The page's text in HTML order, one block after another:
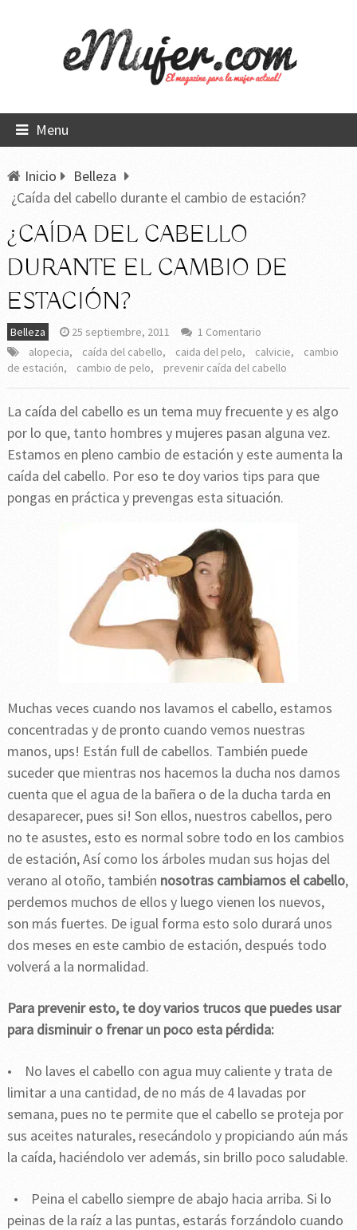
Menu
Inicio
Belleza
¿Caída del cabello durante el cambio de estación?
¿CAÍDA DEL CABELLO
DURANTE EL CAMBIO DE
ESTACIÓN?
Belleza 25 septiembre, 2011
1 Comentario
alopecia, caída del cabello, caida del pelo, calvicie,
cambio
de estación, cambio de pelo, prevenir caída del cabello
La caída del cabello es un tema muy frecuente y es algo
por lo que, tanto hombres y mujeres pasan alguna vez.
Estamos en pleno cambio de estación y este aumenta la
caída del cabello. Por eso te doy varios tips para que
pongas en práctica y prevengas esta situación.
Muchas veces cuando nos lavamos el cabello, estamos
concentradas y de pronto cuando vemos nuestras
manos, ups! Están full de cabellos. También puede
suceder que mientras nos hacemos la ducha nos damos
cuenta que el agua de la bañera o de la ducha tarda en
desaparecer, pues si! Son ellos, nuestros cabellos, pero
no te asustes, esto es normal sobre todo en los cambios
de estación, Así como los árboles mudan sus hojas del
verano al otoño, también nosotras cambiamos el cabello,
perdemos muchos de ellos y luego vienen los nuevos,
son más fuertes. De igual forma esto solo durará unos
dos meses en este cambio de estación, después todo
volverá a la normalidad.
Para prevenir esto, te doy varios trucos que puedes usar
para disminuir o frenar un poco esta pérdida:
• No laves el cabello con agua muy caliente y trata de
limitar a una cantidad, de no más de 4 lavadas por
semana, pues no te permite que el cabello se proteja por
sus aceites naturales, resecándolo y propiciando aún más
la caída, haciéndolo ver además, sin brillo poco saludable.
• Peina el cabello siempre de abajo hacia arriba. Si lo
peinas de la raíz a las puntas, estarás forzándolo cuando